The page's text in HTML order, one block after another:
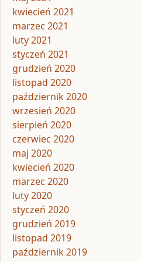
kwiecień 2021
marzec 2021
luty 2021
styczeń 2021
grudzień 2020
listopad 2020
październik 2020
wrzesień 2020
sierpień 2020
czerwiec 2020
maj 2020
kwiecień 2020
marzec 2020
luty 2020
styczeń 2020
grudzień 2019
listopad 2019
październik 2019